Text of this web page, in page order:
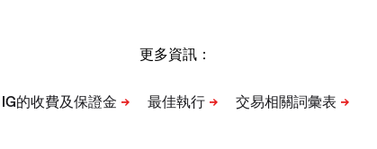
更多資訊：